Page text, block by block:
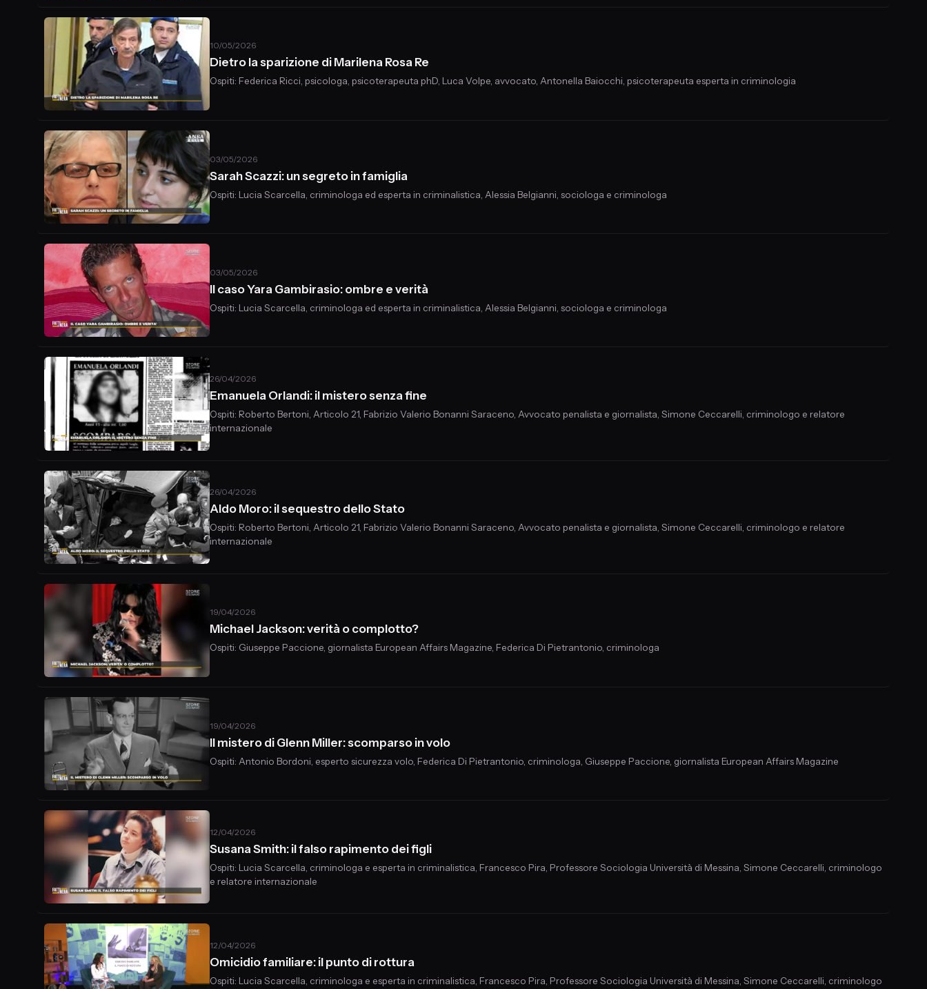
10/05/2026
Dietro la sparizione di Marilena Rosa Re
Ospiti: Federica Ricci, psicologa, psicoterapeuta phD, Luca Volpe, avvocato, Antonella Baiocchi, psicoterapeuta esperta in criminologia
03/05/2026
Sarah Scazzi: un segreto in famiglia
Ospiti: Lucia Scarcella, criminologa ed esperta in criminalistica, Alessia Belgianni, sociologa e criminologa
03/05/2026
Il caso Yara Gambirasio: ombre e verità
Ospiti: Lucia Scarcella, criminologa ed esperta in criminalistica, Alessia Belgianni, sociologa e criminologa
26/04/2026
Emanuela Orlandi: il mistero senza fine
Ospiti: Roberto Bertoni, Articolo 21, Fabrizio Valerio Bonanni Saraceno, Avvocato penalista e giornalista, Simone Ceccarelli, criminologo e relatore
internazionale
26/04/2026
Aldo Moro: il sequestro dello Stato
Ospiti: Roberto Bertoni, Articolo 21, Fabrizio Valerio Bonanni Saraceno, Avvocato penalista e giornalista, Simone Ceccarelli, criminologo e relatore
internazionale
19/04/2026
Michael Jackson: verità o complotto?
Ospiti: Giuseppe Paccione, giornalista European Affairs Magazine, Federica Di Pietrantonio, criminologa
19/04/2026
Il mistero di Glenn Miller: scomparso in volo
Ospiti: Antonio Bordoni, esperto sicurezza volo, Federica Di Pietrantonio, criminologa, Giuseppe Paccione, giornalista European Affairs Magazine
12/04/2026
Susana Smith: il falso rapimento dei figli
Ospiti: Lucia Scarcella, criminologa e esperta in criminalistica, Francesco Pira, Professore Sociologia Università di Messina, Simone Ceccarelli, criminologo
e relatore internazionale
12/04/2026
Omicidio familiare: il punto di rottura
Ospiti: Lucia Scarcella, criminologa e esperta in criminalistica, Francesco Pira, Professore Sociologia Università di Messina, Simone Ceccarelli, criminologo